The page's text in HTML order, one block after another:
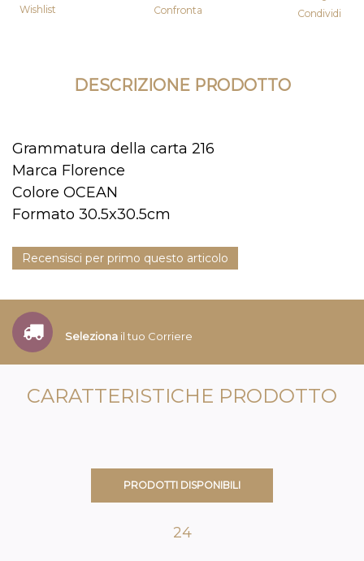
Wishlist Confronta Condividi
DESCRIZIONE PRODOTTO
Grammatura della carta 216
Marca Florence
Colore OCEAN
Formato 30.5x30.5cm
Recensisci per primo questo articolo
Seleziona il tuo Corriere
CARATTERISTICHE PRODOTTO
PRODOTTI DISPONIBILI
24